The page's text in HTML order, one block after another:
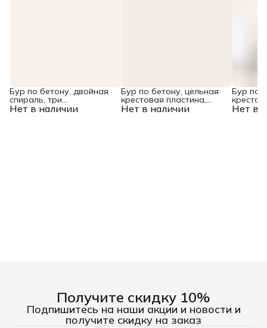
Нет в наличии
Бур по бетону, двойная
спираль, три
пылеотводящие кромки, Нет в наличии
Бур по бетону, цельная
крестовая пластина,
12x315 мм, SDS PLUS Нет в
Бур по
10x165
Получите скидку 10%
Подпишитесь на наши акции и новости и
получите скидку на заказ